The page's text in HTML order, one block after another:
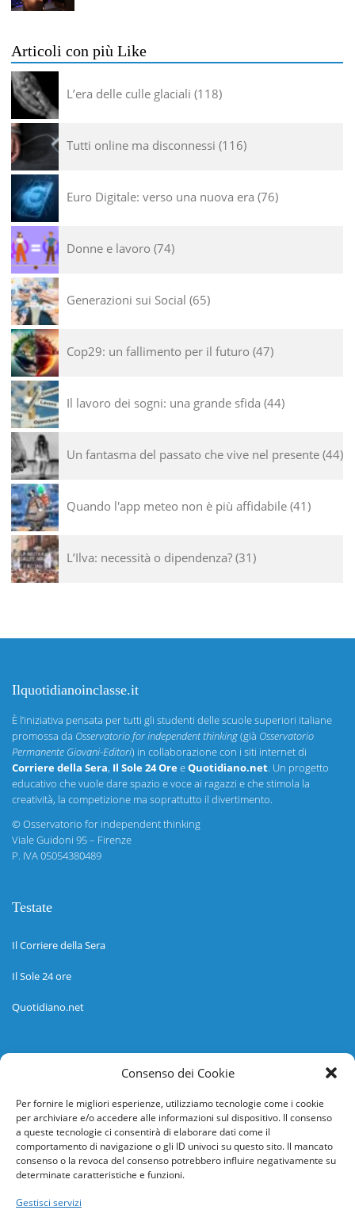
Consenso dei Cookie
Per fornire le migliori esperienze, utilizziamo tecnologie come i cookie
per archiviare e/o accedere alle informazioni sul dispositivo. Il consenso
a queste tecnologie ci consentirà di elaborare dati come il
comportamento di navigazione o gli ID univoci su questo sito. Il mancato
consenso o la revoca del consenso potrebbero influire negativamente su
determinate caratteristiche e funzioni.
Gestisci servizi
Articoli con più Like
L’era delle culle glaciali 118
Tutti online ma disconnessi 116
Euro Digitale: verso una nuova era 76
Donne e lavoro 74
Generazioni sui Social 65
Cop29: un fallimento per il futuro 47
Il lavoro dei sogni: una grande sfida 44
Un fantasma del passato che vive nel presente 44
Quando l'app meteo non è più affidabile 41
L’Ilva: necessità o dipendenza? 31
Ilquotidianoinclasse.it
È l’iniziativa pensata per tutti gli studenti delle scuole superiori italiane
promossa da Osservatorio for independent thinking(già Osservatorio
Permanente Giovani-Editori) in collaborazione con i siti internet di
Corriere della Sera, Il Sole 24 OreeQuotidiano.net. Un progetto
educativo che vuole dare spazio e voce ai ragazzi e che stimola la
creatività, la competizione ma soprattutto il divertimento.
©Osservatorio for independent thinking
Viale Guidoni 95 – Firenze
P. IVA 05054380489
Testate
Il Corriere della Sera
Il Sole 24 ore
Quotidiano.net
Informazioni
Help desk
Guida rapida